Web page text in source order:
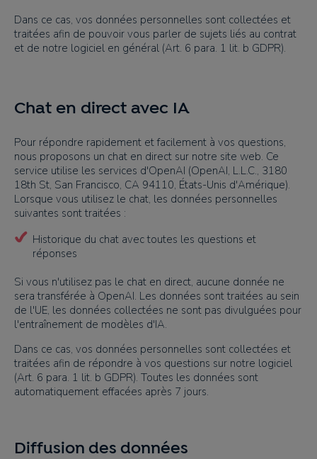
Dans ce cas, vos données personnelles sont collectées et
traitées afin de pouvoir vous parler de sujets liés au contrat
et de notre logiciel en général (Art. 6 para. 1 lit. b GDPR).
Chat en direct avec IA
Pour répondre rapidement et facilement à vos questions,
nous proposons un chat en direct sur notre site web. Ce
service utilise les services d'OpenAI (OpenAI, L.L.C., 3180
18th St, San Francisco, CA 94110, États-Unis d'Amérique).
Lorsque vous utilisez le chat, les données personnelles
suivantes sont traitées :
Historique du chat avec toutes les questions et
réponses
Si vous n'utilisez pas le chat en direct, aucune donnée ne
sera transférée à OpenAI. Les données sont traitées au sein
de l'UE, les données collectées ne sont pas divulguées pour
l'entraînement de modèles d'IA.
Dans ce cas, vos données personnelles sont collectées et
traitées afin de répondre à vos questions sur notre logiciel
(Art. 6 para. 1 lit. b GDPR). Toutes les données sont
automatiquement effacées après 7 jours.
Diffusion des données